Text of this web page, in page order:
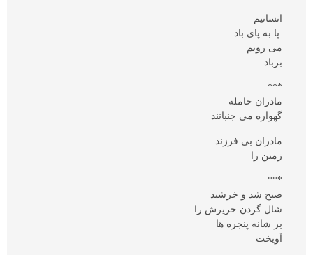
انسانیم
پا به پای باد
می رویم
برباد
***
مادران حامله
گهواره می جنبانند
مادران بی فرزند
زمین را
***
صبح شد و خرشید
شال گردن حریرش را
بر شانه پنجره ها
آویخت